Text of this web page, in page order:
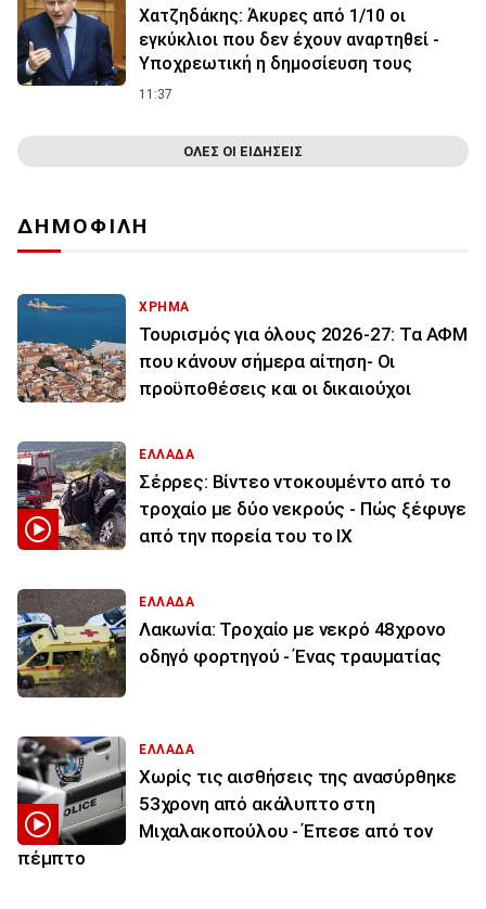
Χατζηδάκης: Άκυρες από 1/10 οι
εγκύκλιοι που δεν έχουν αναρτηθεί -
Υποχρεωτική η δημοσίευση τους
11:37
ΟΛΕΣ ΟΙ ΕΙΔΗΣΕΙΣ
ΔΗΜΟΦΙΛΗ
ΧΡΗΜΑ
Τουρισμός για όλους 2026-27: Τα ΑΦΜ
που κάνουν σήμερα αίτηση- Οι
προϋποθέσεις και οι δικαιούχοι
ΕΛΛΑΔΑ
Σέρρες: Βίντεο ντοκουμέντο από το
τροχαίο με δύο νεκρούς - Πώς ξέφυγε
από την πορεία του το ΙΧ
ΕΛΛΑΔΑ
Λακωνία: Τροχαίο με νεκρό 48χρονο
οδηγό φορτηγού - Ένας τραυματίας
ΕΛΛΑΔΑ
Χωρίς τις αισθήσεις της ανασύρθηκε
53χρονη από ακάλυπτο στη
Μιχαλακοπούλου - Έπεσε από τον
πέμπτο